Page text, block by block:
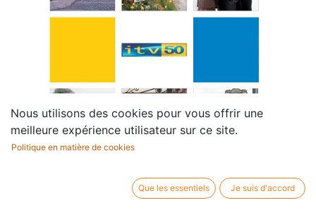
Nous utilisons des cookies pour vous offrir une
meilleure expérience utilisateur sur ce site.
Politique en matière de cookies
Que les essentiels Je suis d'accord